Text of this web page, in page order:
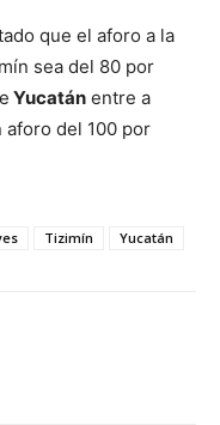
que el aforo a la
sea del 80 por
Yucatán entre a
del 100 por
Tizimín Yucatán